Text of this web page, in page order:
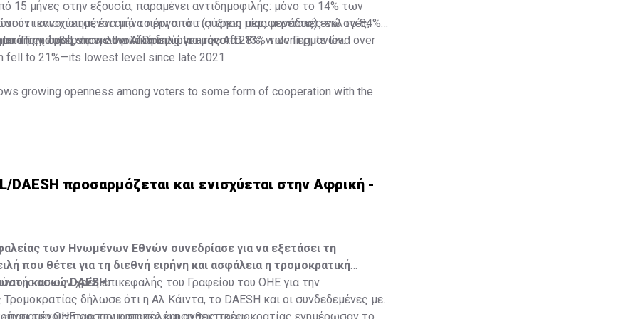
ότι ενισχύεται, ένα μήνα πριν από τις τρεις περιφερειακές εκλογές,
της χώρας, το εκλογικό προπύργιο της AfD.
15 μήνες στην εξουσία, παραμένει αντιδημοφιλής: μόνο το 14% των
ικανοποιημένοι από το έργο του (αύξηση μίας μονάδας) ενώ το 84%
από την κυβέρνηση συνολικά δηλώνει μόνο το 13% των Γερμανών.
poll shows the AfD rising to a record 28%, widening its lead over
fell to 21%—its lowest level since late 2021.
growing openness among voters to some form of cooperation with the
προσαρμόζεται και ενισχύεται στην Αφρική -
των Ηνωμένων Εθνών συνεδρίασε για να εξετάσει τη
που θέτει για τη διεθνή ειρήνη και ασφάλεια η τρομοκρατική
και ως DAESH.
ο ασκών χρέη επικεφαλής του Γραφείου του ΟΗΕ για την
δήλωσε ότι η Αλ Κάιντα, το DAESH και οι συνδεδεμένες με
προσαρμοστικές και ανθεκτικές».
του ΟΗΕ για την καταπολέμηση της τρομοκρατίας ενημέρωσαν το